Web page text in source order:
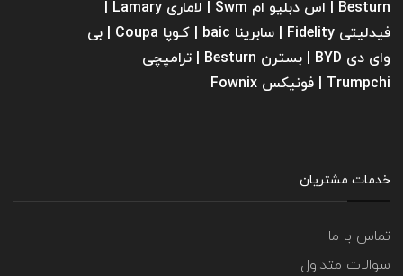
فیدلیتی Fidelity | سابرینا ‌baic | کـوپا Coupa | بی
وای دی BYD | بسترن Besturn | ترامپچی
Trumpchi | فونیکس Fownix
خدمات مشتریان
تماس با ما
سوالات متداول